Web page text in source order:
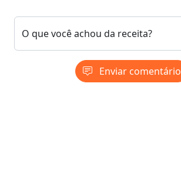
O que você achou da receita?
Enviar comentário